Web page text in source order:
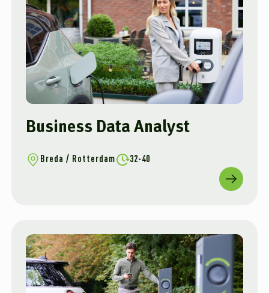
Business Data Analyst
Breda / Rotterdam 32-40